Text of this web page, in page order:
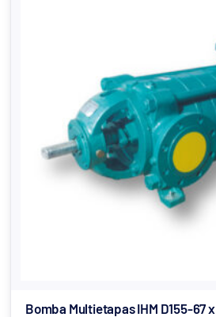
Bomba Multietapas IHM D155-67 x